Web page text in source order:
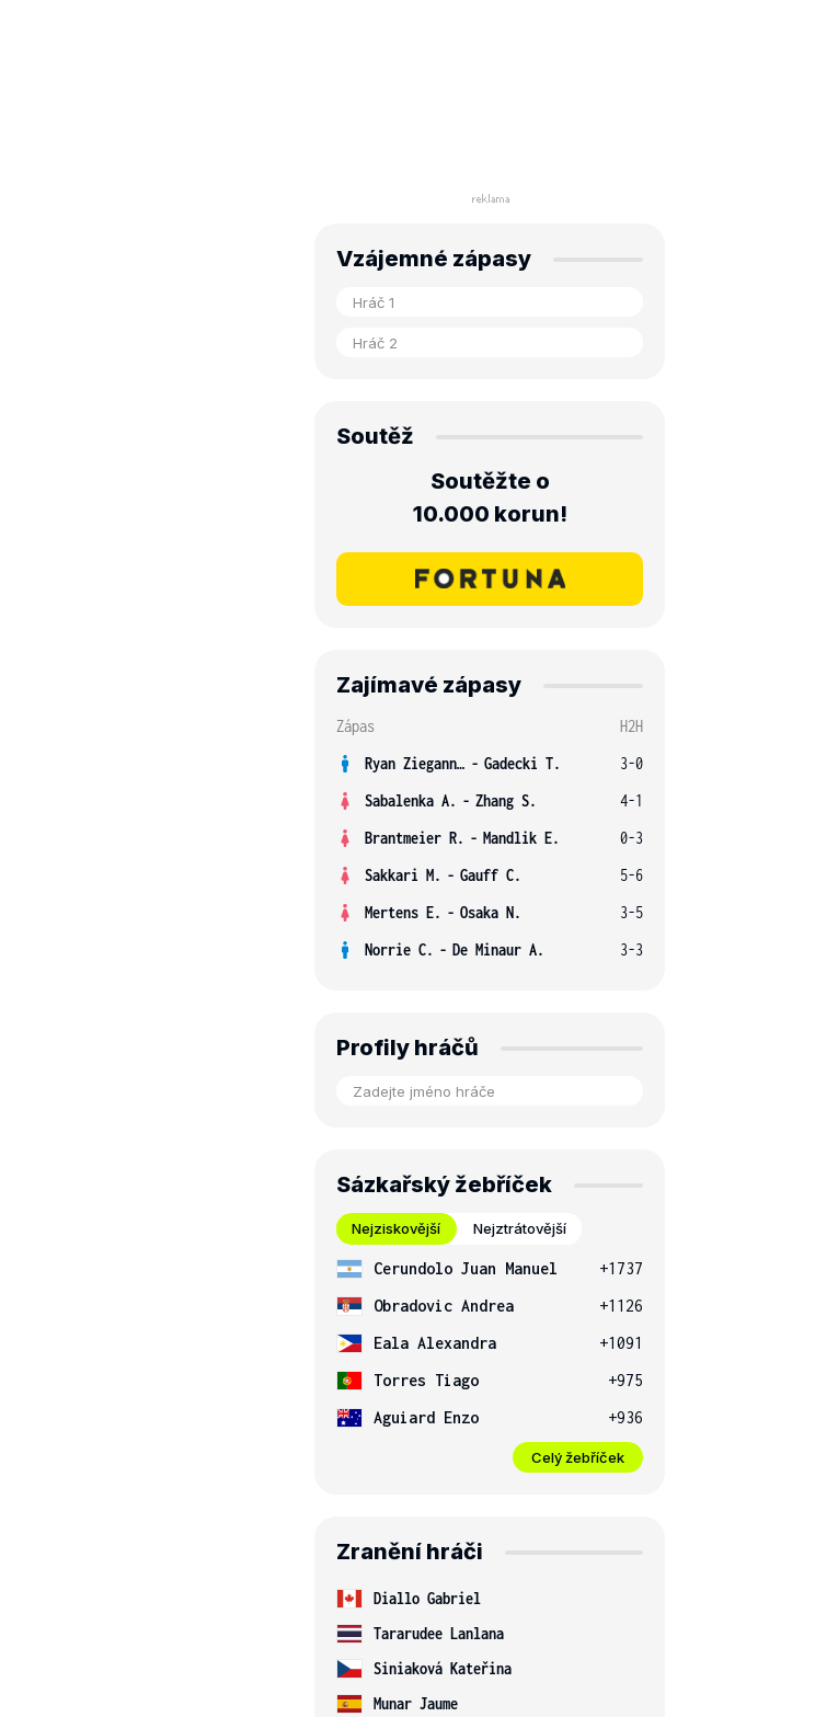
Vzájemné zápasy
Soutěž
Soutěžte o
10.000 korun!
Zajímavé zápasy
Zápas
H2H
Ryan Ziegann S. - Gadecki T.
3-0
Sabalenka A. - Zhang S.
4-1
Brantmeier R. - Mandlik E.
0-3
Sakkari M. - Gauff C.
5-6
Mertens E. - Osaka N.
3-5
Norrie C. - De Minaur A. 3-3
Profily hráčů
Sázkařský žebříček
Nejziskovější Nejztrátovější
Cerundolo Juan Manuel
+1737
Obradovic Andrea
+1126
Eala Alexandra
+1091
Torres Tiago
+975
Aguiard Enzo
+936
Celý žebříček
Zranění hráči
Diallo Gabriel
Tararudee Lanlana
Siniaková Kateřina
Munar Jaume